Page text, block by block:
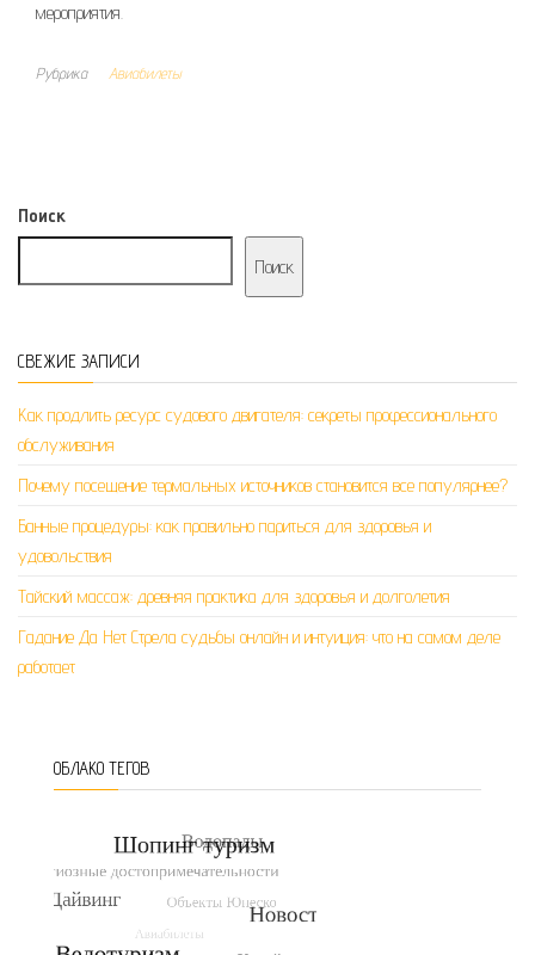
мероприятия.
Рубрика Авиабилеты
Поиск
Поиск
СВЕЖИЕ ЗАПИСИ
Как продлить ресурс судового двигателя: секреты профессионального
обслуживания
Почему посещение термальных источников становится все популярнее?
Банные процедуры: как правильно париться для здоровья и
удовольствия
Тайский массаж: древняя практика для здоровья и долголетия
Гадание Да Нет Стрела судьбы онлайн и интуиция: что на самом деле
работает
ОБЛАКО ТЕГОВ